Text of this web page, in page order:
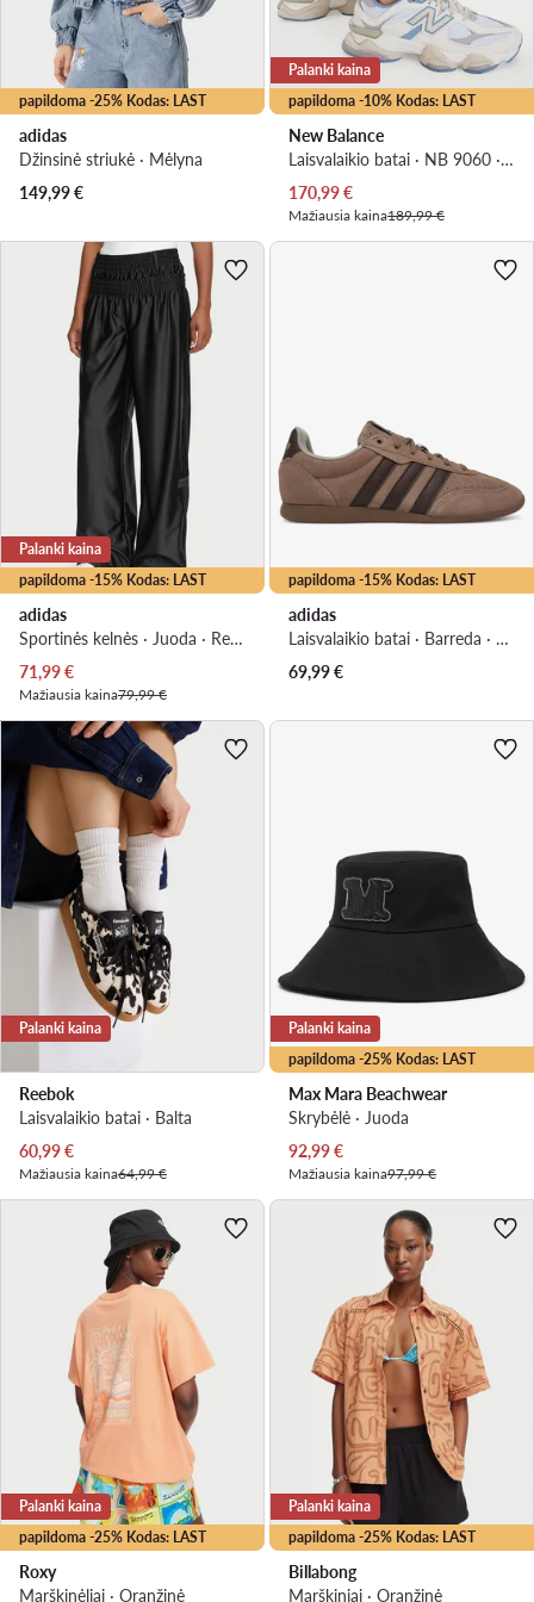
papildoma -25% Kodas: LAST
adidas
Džinsinė striukė · Mėlyna
149,99€
papildoma -10% Kodas: LAST
Palanki kaina
New Balance
Laisvalaikio batai · NB 9060 · Smėlio
Dabartinė kaina
170,99€
Mažiausia kaina189,99 €
papildoma -15% Kodas: LAST
Palanki kaina
adidas
Sportinės kelnės · Juoda · Relaxed Fit
Dabartinė kaina
71,99€
Mažiausia kaina79,99 €
papildoma -15% Kodas: LAST
adidas
Laisvalaikio batai · Barreda · Ruda
69,99€
Palanki kaina
Reebok
Laisvalaikio batai · Balta
Dabartinė kaina
60,99€
Mažiausia kaina64,99 €
papildoma -25% Kodas: LAST
Palanki kaina
Max Mara Beachwear
Skrybėlė · Juoda
Dabartinė kaina
92,99€
Mažiausia kaina97,99 €
papildoma -25% Kodas: LAST
Palanki kaina
Roxy
Marškinėliai · Oranžinė
papildoma -25% Kodas: LAST
Palanki kaina
Billabong
Marškiniai · Oranžinė